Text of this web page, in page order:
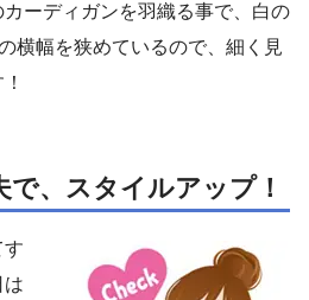
ーディガンを羽織る事で、白の
横幅を狭めているので、細く見
、スタイルアップ！
す
は